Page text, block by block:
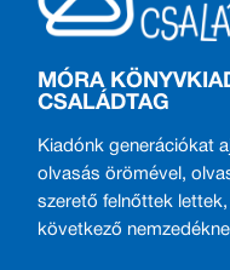
MÓRA
CSALÁDTAG
Kiadónk generációkat
olvasás örömével,
szerető felnőttek
következő